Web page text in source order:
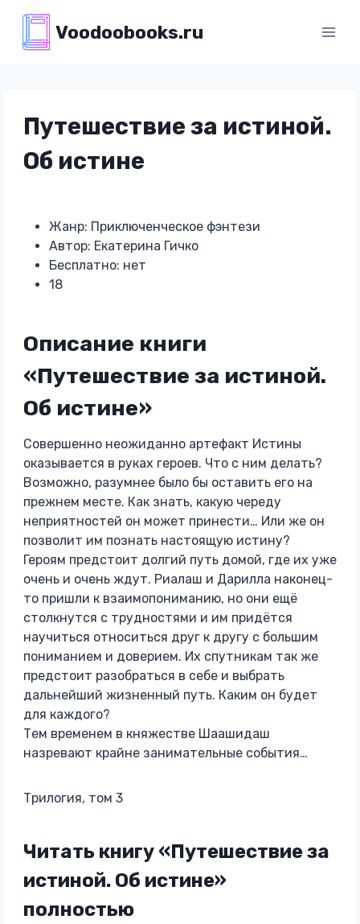
содержимому
Voodoobooks.ru
Путешествие за истиной.
Об истине
Жанр: Приключенческое фэнтези
Автор: Екатерина Гичко
Бесплатно: нет
18
Описание книги
«Путешествие за истиной.
Об истине»
Совершенно неожиданно артефакт Истины
оказывается в руках героев. Что с ним делать?
Возможно, разумнее было бы оставить его на
прежнем месте. Как знать, какую череду
неприятностей он может принести… Или же он
позволит им познать настоящую истину?
Героям предстоит долгий путь домой, где их уже
очень и очень ждут. Риалаш и Дарилла наконец-
то пришли к взаимопониманию, но они ещё
столкнутся с трудностями и им придётся
научиться относиться друг к другу с большим
пониманием и доверием. Их спутникам так же
предстоит разобраться в себе и выбрать
дальнейший жизненный путь. Каким он будет
для каждого?
Тем временем в княжестве Шаашидаш
назревают крайне занимательные события…
Трилогия, том 3
Читать книгу «Путешествие за
истиной. Об истине»
полностью